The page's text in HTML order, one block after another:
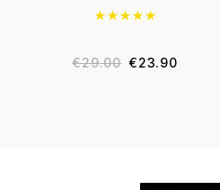
Valutato
€29.00 €23.90